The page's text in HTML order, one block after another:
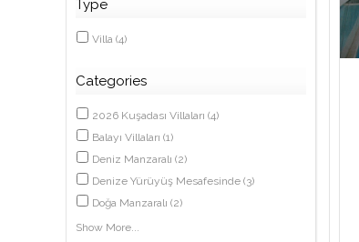
Type
Villa (4)
Categories
2026 Kuşadası Villaları (4)
Balayı Villaları (1)
Deniz Manzaralı (2)
Denize Yürüyüş Mesafesinde (3)
Doğa Manzaralı (2)
Show More